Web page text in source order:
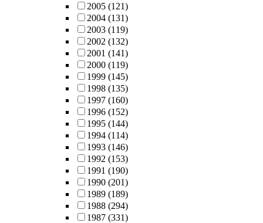
2005 (121)
2004 (131)
2003 (119)
2002 (132)
2001 (141)
2000 (119)
1999 (145)
1998 (135)
1997 (160)
1996 (152)
1995 (144)
1994 (114)
1993 (146)
1992 (153)
1991 (190)
1990 (201)
1989 (189)
1988 (294)
1987 (331)